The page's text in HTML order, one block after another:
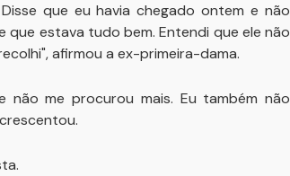
que eu havia chegado ontem e não
que estava tudo bem. Entendi que ele não
afirmou a ex-primeira-dama.
não me procurou mais. Eu também não